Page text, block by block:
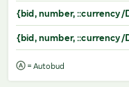
{bid, number,
{bid, number,
= Autobud